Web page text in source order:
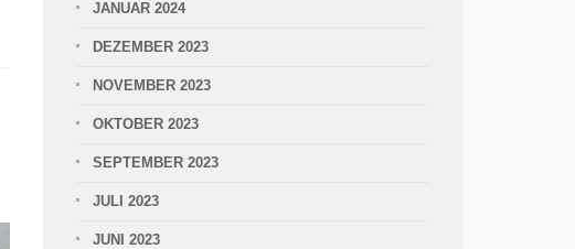
JANUAR 2024
DEZEMBER 2023
NOVEMBER 2023
OKTOBER 2023
SEPTEMBER 2023
JULI 2023
JUNI 2023